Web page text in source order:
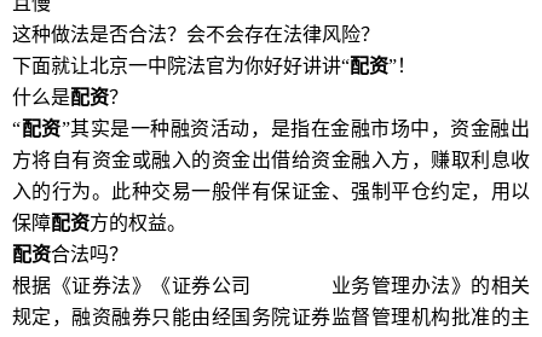
这种做法是否合法？会不会存在法律风险？
下面就让北京一中院法官为你好好讲讲“配资”！
什么是配资？
“配资”其实是一种融资活动，是指在金融市场中，资金融出
方将自有资金或融入的资金出借给资金融入方，赚取利息收
入的行为。此种交易一般伴有保证金、强制平仓约定，用以
保障配资方的权益。
配资合法吗？
根据《证券法》《证券公司
业务管理办法》的相关
规定，融资融券只能由经国务院证券监督管理机构批准的主